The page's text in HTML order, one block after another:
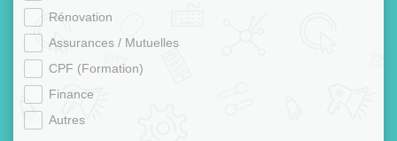
Rénovation
Assurances / Mutuelles
CPF (Formation)
Finance
Autres